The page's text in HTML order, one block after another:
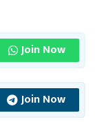
Join Now
Join Now